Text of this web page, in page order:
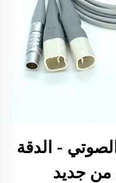
- الدقة
من جديد